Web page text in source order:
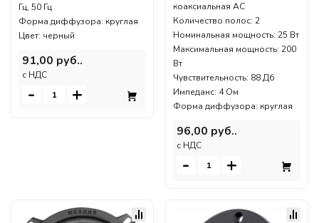
Гц, 50 Гц
Форма диффузора: круглая
Цвет: черный
91,00 руб..
c НДС
- +
коаксиальная АС
Количество полос: 2
Номинальная мощность: 25 Вт
Максимальная мощность: 200
Вт
Чувствительность: 88 Дб
Импеданс: 4 Ом
Форма диффузора: круглая
96,00 руб..
c НДС
- +